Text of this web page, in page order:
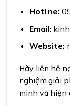
Hotline:
Email:
Website:
Hãy liên hệ
nghiệm giải
minh và hiện